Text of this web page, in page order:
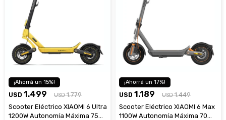
15
USD 1.499 USD 1.779
Scooter Eléctrico XIAOMI 6 Ultra
1200W Autonomía Máxima 75
17
USD 1.189 USD 1.449
Scooter Eléctrico XIAOMI 6 Max
1100W Autonomía Máxima 70